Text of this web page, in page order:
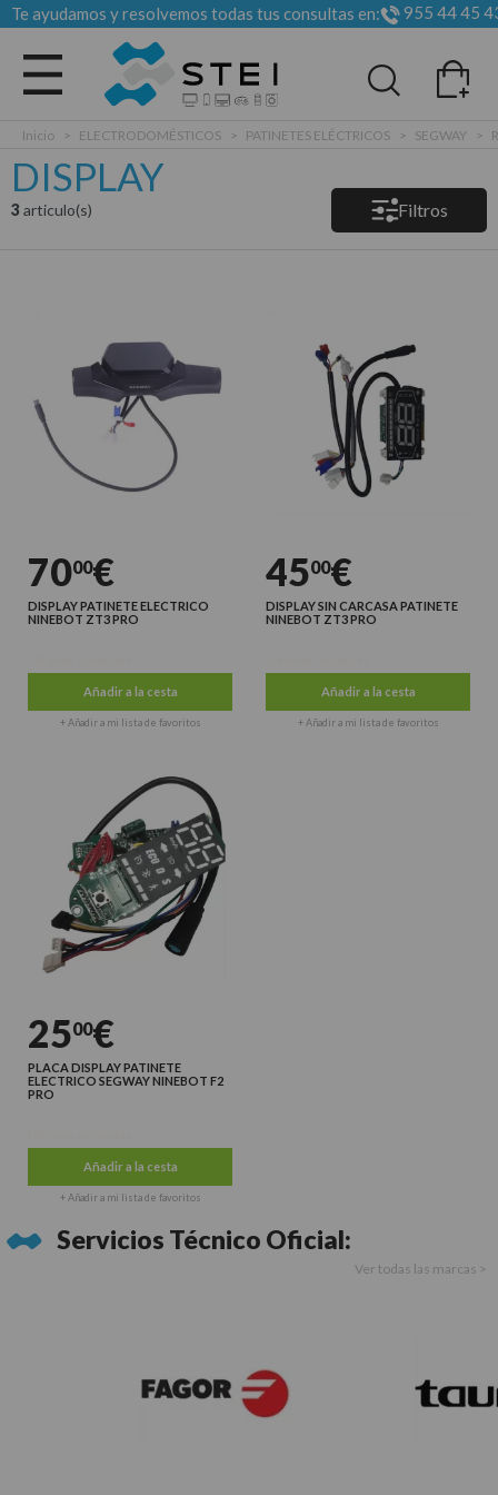
Te ayudamos y resolvemos todas tus consultas en: 955 44 45
Todas las categorias
Inicio > ELECTRODOMÉSTICOS > PATINETES ELÉCTRICOS > SEGWAY >
DISPLAY
3 articulo(s) Filtros
7000€
DISPLAY PATINETE ELECTRICO
NINEBOT ZT3 PRO
Añadir a la cesta
+ Añadir a mi lista de favoritos
4500€
DISPLAY SIN CARCASA PATINETE
NINEBOT ZT3 PRO
Añadir a la cesta
+ Añadir a mi lista de favoritos
2500€
PLACA DISPLAY PATINETE
ELECTRICO SEGWAY NINEBOT F2
PRO
Añadir a la cesta
+ Añadir a mi lista de favoritos
Servicios Técnico Oficial:
Ver todas las marcas >